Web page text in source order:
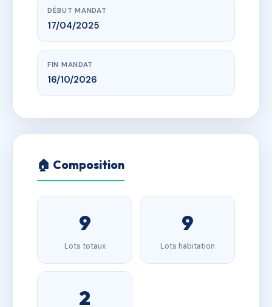
DÉBUT MANDAT
17/04/2025
FIN MANDAT
16/10/2026
🏠 Composition
9
Lots totaux
9
Lots habitation
2